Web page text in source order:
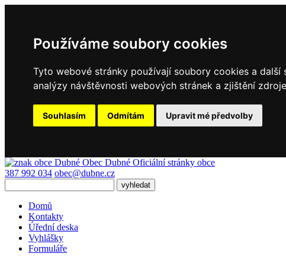
Používáme soubory cookies
Tyto webové stránky používají soubory cookies a
analýzy návštěvnosti webových stránek a zjištění
Souhlasím Odmítám Upravit mé předvolby
Obec Dubné Oficiální stránky obce
387 992 034 obec@dubne.cz
Domů
Kontakty
Úřední deska
Vyhlášky
Formuláře